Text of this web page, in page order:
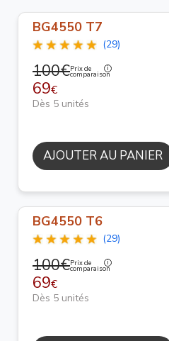
BG4550 T7
(29)
100€Prix de
comparaison
69€
Dès 5 unités
AJOUTER AU PANIER
BG4550 T6
(29)
100€Prix de
comparaison
69€
Dès 5 unités